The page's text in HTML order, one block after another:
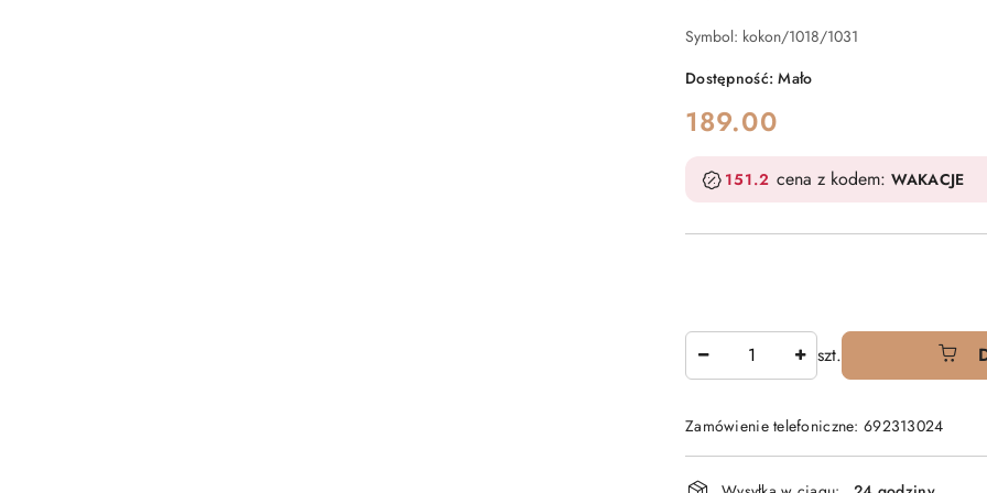
Symbol: kokon/1018/1031
Dostępność:Mało
cena:
189.00
151.2 cena z kodem: WAKACJE
szt.
Zamówienie telefoniczne: 692313024
Dostępność